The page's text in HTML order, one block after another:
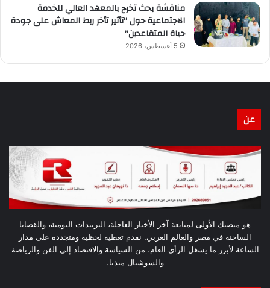
مناقشة بحث تخرج بالمعهد العالي للخدمة
الاجتماعية حول “تأثير تأخر ربط المعاش على جودة
حياة المتقاعدين”
5 أغسطس، 2026
عن
هو منصتك الأولى لمتابعة آخر الأخبار العاجلة، التريندات اليومية، والقضايا
الساخنة في مصر والعالم العربي. نقدم تغطية لحظية ومتجددة على مدار
الساعة لأبرز ما يشغل الرأي العام، من السياسة والاقتصاد إلى الفن والرياضة
والسوشيال ميديا.